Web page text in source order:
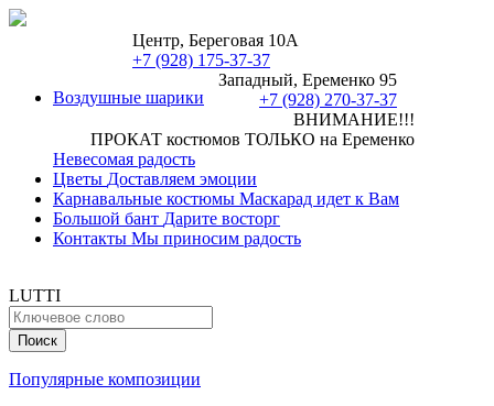
Центр, Береговая 10А
+7 (928) 175-37-37
Западный, Еременко 95
+7 (928) 270-37-37
ВНИМАНИЕ!!!
ПРОКАТ костюмов ТОЛЬКО на Еременко
Воздушные шарики
Невесомая радость
Цветы Доставляем эмоции
Карнавальные костюмы Маскарад идет к Вам
Большой бант Дарите восторг
Контакты Мы приносим радость
LUTTI
Популярные композиции